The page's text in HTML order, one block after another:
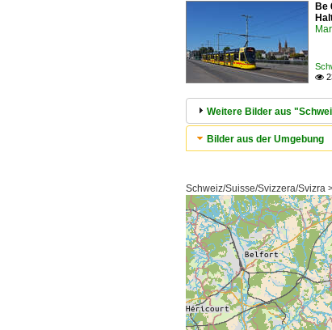
Be

Weitere Bilder aus
Bilder aus der Umgebung
Schweiz/Suisse/Svizzera/Svizra